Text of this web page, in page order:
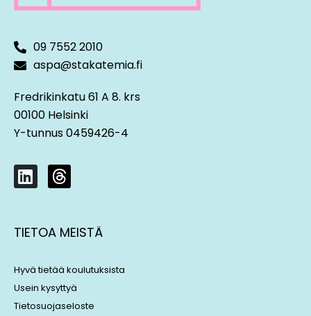
09 7552 2010
aspa@stakatemia.fi
Fredrikinkatu 61 A 8. krs
00100 Helsinki
Y-tunnus 0459426-4
L
i
k
e
i
n
T
h
e
a
s
TIETOA MEISTÄ
Hyvä tietää koulutuksista
Usein kysyttyä
Tietosuojaseloste